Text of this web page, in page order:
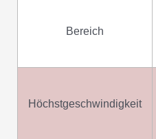
Bereich
Höchstgeschwindigkeit